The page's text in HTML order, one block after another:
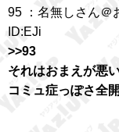
95 ：名無しさん＠
ID:EJi
>>93
それはおまえが悪
コミュ症っぽさ全